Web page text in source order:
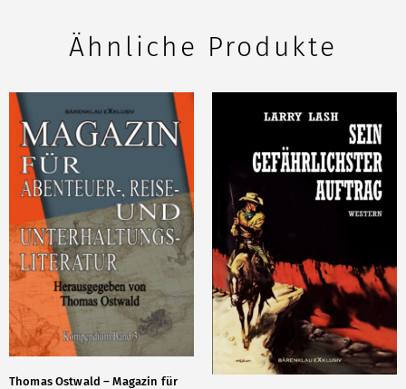
Ähnliche Produkte
Thomas Ostwald – Magazin für